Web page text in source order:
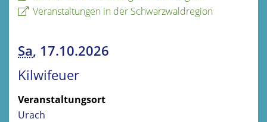
Veranstaltungen in der Schwarzwaldregion
Sa, 17.10.2026
Kilwifeuer
Veranstaltungsort
Urach